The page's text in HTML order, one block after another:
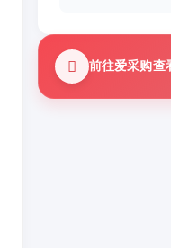
前往爱采购查